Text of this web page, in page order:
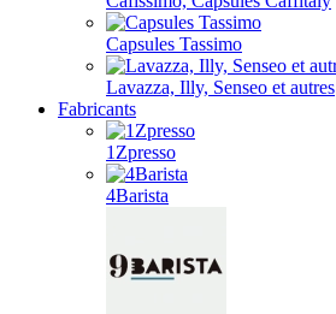
Capsules Tassimo
Lavazza, Illy, Senseo et autres
Fabricants
1Zpresso
4Barista